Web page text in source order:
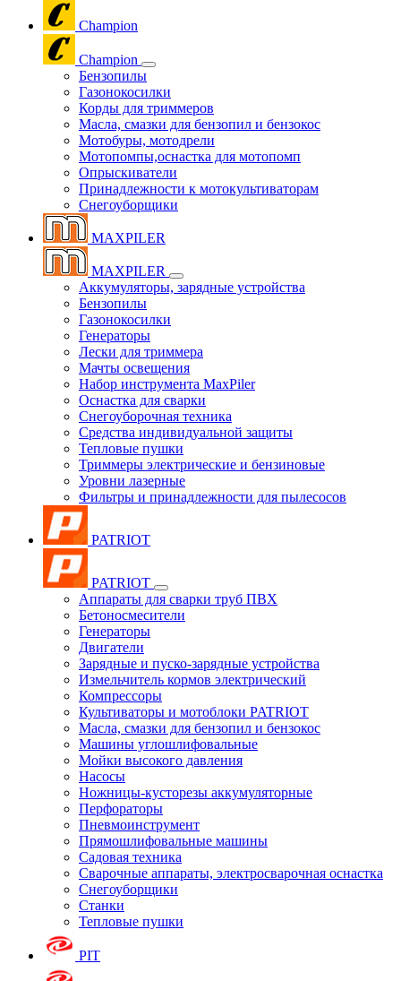
Champion
Champion
Бензопилы
Газонокосилки
Корды для триммеров
Масла, смазки для бензопил и бензокос
Мотобуры, мотодрели
Мотопомпы,оснастка для мотопомп
Опрыскиватели
Принадлежности к мотокультиваторам
Снегоуборщики
MAXPILER
MAXPILER
Аккумуляторы, зарядные устройства
Бензопилы
Газонокосилки
Генераторы
Лески для триммера
Мачты освещения
Набор инструмента MaxPiler
Оснастка для сварки
Снегоуборочная техника
Средства индивидуальной защиты
Тепловые пушки
Триммеры электрические и бензиновые
Уровни лазерные
Фильтры и принадлежности для пылесосов
PATRIOT
PATRIOT
Аппараты для сварки труб ПВХ
Бетоносмесители
Генераторы
Двигатели
Зарядные и пуско-зарядные устройства
Измельчитель кормов электрический
Компрессоры
Культиваторы и мотоблоки PATRIOT
Масла, смазки для бензопил и бензокос
Машины углошлифовальные
Мойки высокого давления
Насосы
Ножницы-кусторезы аккумуляторные
Перфораторы
Пневмоинструмент
Прямошлифовальные машины
Садовая техника
Сварочные аппараты, электросварочная оснастка
Снегоуборщики
Станки
Тепловые пушки
PIT